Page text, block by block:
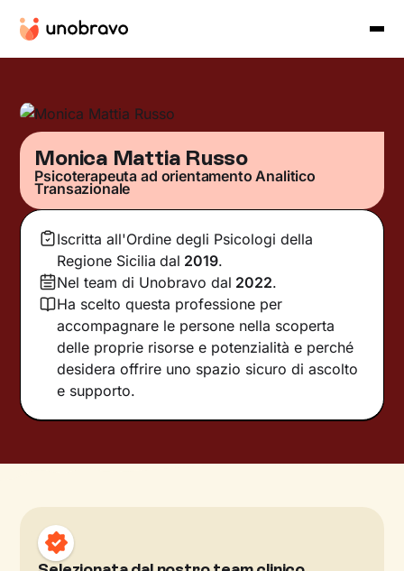
Monica Mattia Russo
Psicoterapeuta ad orientamento Analitico
Transazionale
Iscritta all'Ordine degli Psicologi della
Regione Sicilia dal 2019.
Nel team di Unobravo dal 2022.
Ha scelto questa professione per
accompagnare le persone nella scoperta
delle proprie risorse e potenzialità e perché
desidera offrire uno spazio sicuro di ascolto
e supporto.